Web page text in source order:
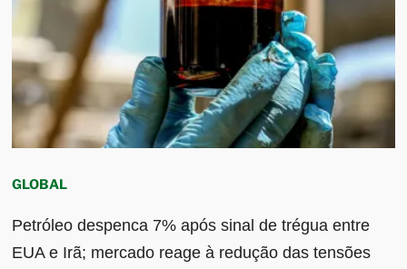
GLOBAL
Petróleo despenca 7% após sinal de trégua entre
EUA e Irã; mercado reage à redução das tensões